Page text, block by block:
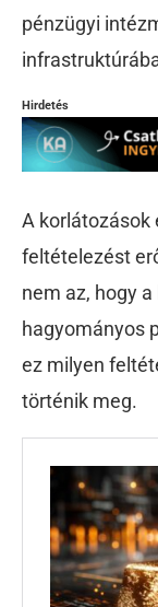
pénzügyi
Hirdetés
A korlátozások
feltételezést
nem az, hogy
hagyományos
ez milyen
történik meg.